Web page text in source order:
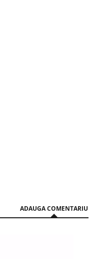
ADAUGA COMENTARIU